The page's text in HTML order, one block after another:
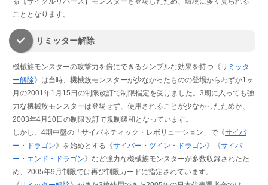
こととなります。
リミッター解除
機械族モンスターの攻撃力を倍にできるシンプルな効果を持つ《 リミッタ
ー解除》は当時、機械族モンスターが少なかったものの登場からわずか1ヶ
月の2001年1月15日の制限改訂で制限指定を受けました。3期に入っても強
力な機械族モンスターは登場せず、使用されることが少なかったためか、
2003年4月10日の制限改訂で規制緩和となっています。
しかし、4期中盤の「サイバネティック・レボリューション」で《サイバ
ー・ドラゴン》を始めとする《サイバー・ツイン・ドラゴン》《サイバ
ー・エンド・ドラゴン》など強力な機械族モンスターが多数収録されたた
め、2005年9月制限では再び制限カードに指定されています。